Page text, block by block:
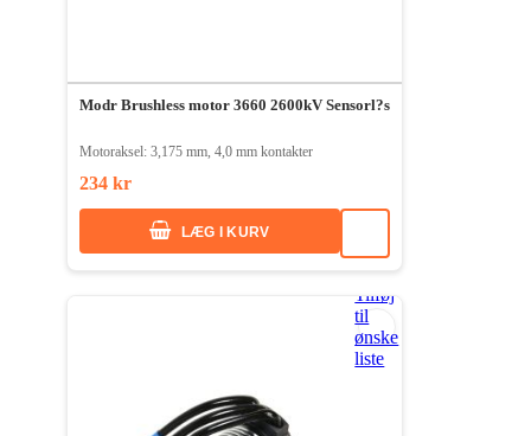
Modr Brushless motor 3660 2600kV Sensorl?s
Motoraksel: 3,175 mm, 4,0 mm kontakter
234 kr
LÆG I KURV
Tilføj
til
ønske
liste